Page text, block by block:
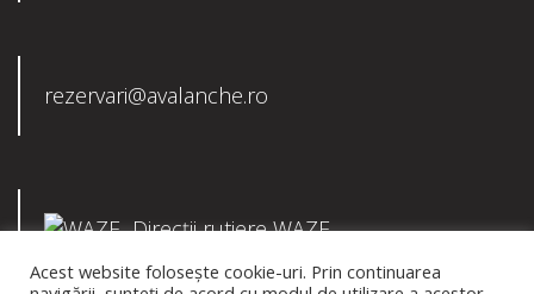
rezervari@avalanche.ro
Direcții rutiere WAZE
Acest website folosește cookie-uri. Prin continuarea